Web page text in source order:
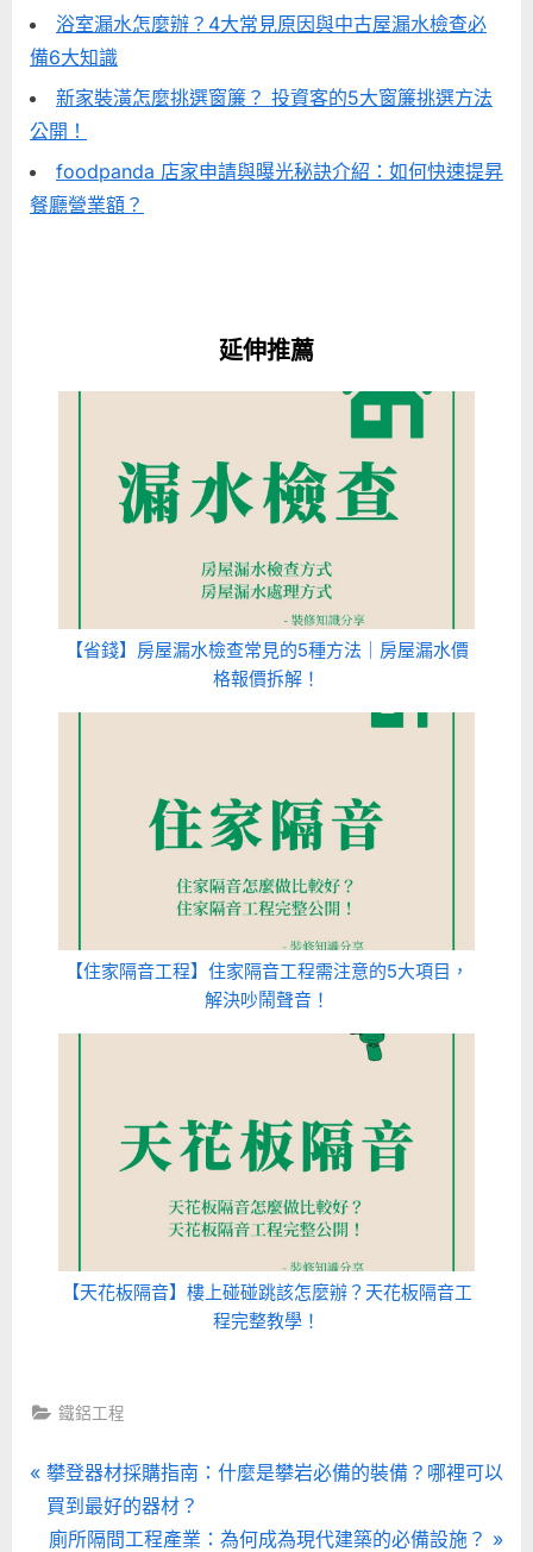
浴室漏水怎麼辦？4大常見原因與中古屋漏水檢查必
備6大知識
新家裝潢怎麼挑選窗簾？ 投資客的5大窗簾挑選方法
公開！
foodpanda 店家申請與曝光秘訣介紹：如何快速提昇
餐廳營業額？
延伸推薦
【省錢】房屋漏水檢查常見的5種方法｜房屋漏水價
格報價拆解！
【住家隔音工程】住家隔音工程需注意的5大項目，
解決吵鬧聲音！
【天花板隔音】樓上碰碰跳該怎麼辦？天花板隔音工
程完整教學！
鐵鋁工程
文
章
P
r
e
攀登器材採購指南：什麼是攀岩必備的裝備？哪裡可以
買到最好的器材？
N
廁所隔間工程產業：為何成為現代建築的必備設施？